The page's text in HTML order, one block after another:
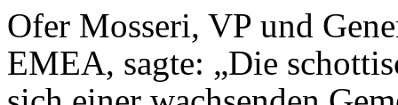
Ofer Mosseri, VP und
EMEA, sagte: „Die